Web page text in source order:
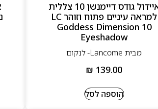
איידול גודס דיימנשן 10 צללית
למראה עיניים פתוח וזוהר LC
Goddess Dimension 10
Eyeshadow
מבית Lancome- לנקום
₪ 139.00
הוספה לסל